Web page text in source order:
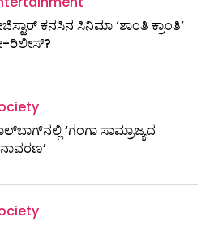
ಕನಸಿನ ಸಿನಿಮಾ ‘ಶಾಂತಿ ಕ್ರಾಂತಿ’
ರಿಲೀಸ್?
‘ಗಂಗಾ ಸಾಮ್ರಾಜ್ಯದ